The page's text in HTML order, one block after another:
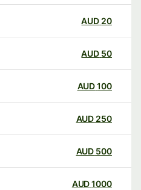
20
AUD
50
AUD
100
AUD
250
AUD
500
AUD
1000
AUD